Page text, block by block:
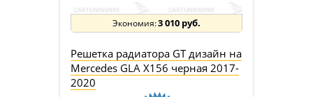
3 010 руб.
Решетка радиатора GT дизайн на
Mercedes GLA X156 черная 2017-
2020